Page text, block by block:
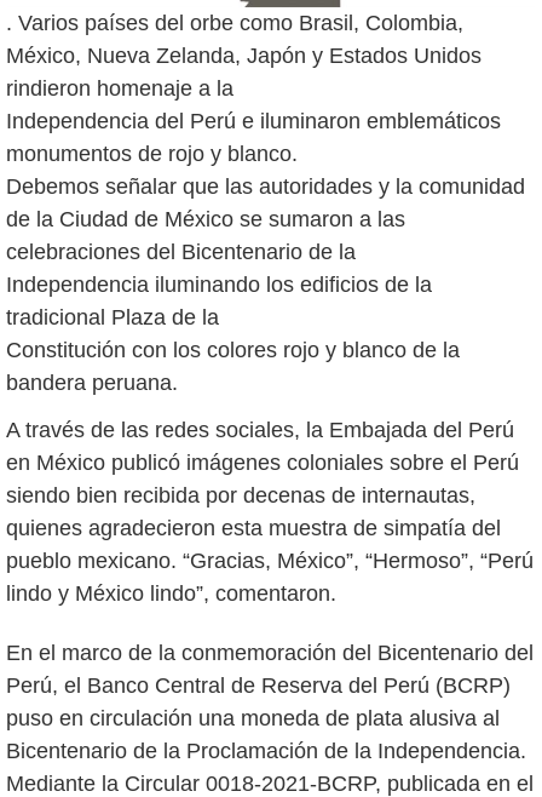
. Varios países del orbe como Brasil, Colombia,
México, Nueva Zelanda, Japón y Estados Unidos
rindieron homenaje a la
Independencia del Perú e iluminaron emblemáticos
monumentos de rojo y blanco.
Debemos señalar que las autoridades y la comunidad
de la Ciudad de México se sumaron a las
celebraciones del Bicentenario de la
Independencia iluminando los edificios de la
tradicional Plaza de la
Constitución con los colores rojo y blanco de la
bandera peruana.
A través de las redes sociales, la Embajada del Perú
en México publicó imágenes coloniales sobre el Perú
siendo bien recibida por decenas de internautas,
quienes agradecieron esta muestra de simpatía del
pueblo mexicano. “Gracias, México”, “Hermoso”, “Perú
lindo y México lindo”, comentaron.
En el marco de la conmemoración del Bicentenario del
Perú, el Banco Central de Reserva del Perú (BCRP)
puso en circulación una moneda de plata alusiva al
Bicentenario de la Proclamación de la Independencia.
Mediante la Circular 0018-2021-BCRP, publicada en el